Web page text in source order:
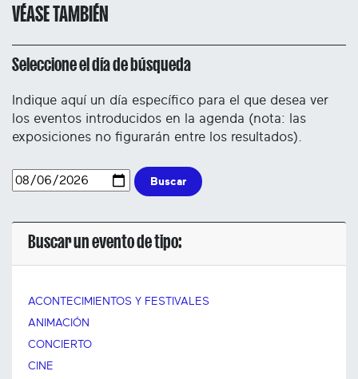
VÉASE TAMBIÉN
Seleccione el día de búsqueda
Indique aquí un día específico para el que desea ver
los eventos introducidos en la agenda (nota: las
exposiciones no figurarán entre los resultados).
Buscar
Buscar un evento de tipo:
ACONTECIMIENTOS Y FESTIVALES
ANIMACIÓN
CONCIERTO
CINE